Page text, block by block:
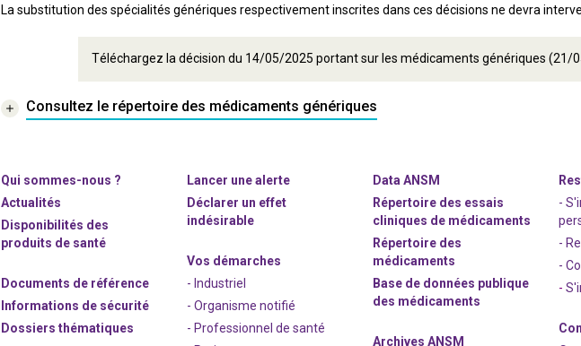
La substitution des spécialités génériques respectivement inscrites dans ces décisions ne devra
Téléchargez la décision du 14/05/2025 portant sur les médicaments génériques (21/
Consultez le répertoire des médicaments génériques
Qui sommes-nous ?
Actualités
Disponibilités des
produits de santé
Documents de référence
Informations de sécurité
Dossiers thématiques
Lancer une alerte
Déclarer un effet
indésirable
Vos démarches
- Industriel
- Organisme notifié
- Professionnel de santé
Data ANSM
Répertoire des essais
cliniques de médicaments
Répertoire des
médicaments
Base de données publique
des médicaments
Archives ANSM
-
-
-
-